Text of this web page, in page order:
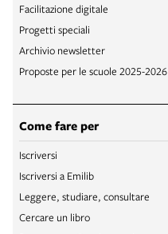
Facilitazione digitale
Progetti speciali
Archivio newsletter
Proposte per le scuole 2025-2026
Come fare per
Iscriversi
Iscriversi a Emilib
Leggere, studiare, consultare
Cercare un libro